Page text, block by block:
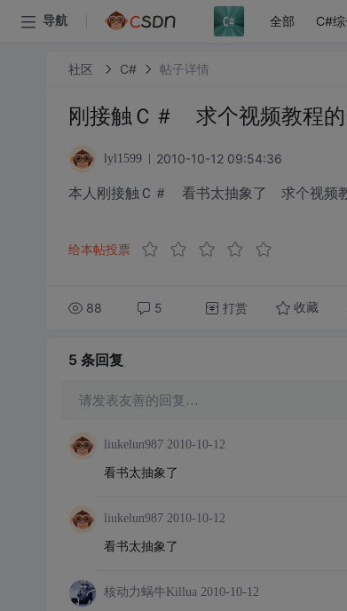
导航 全部 C#
社区 C# 帖子详情
刚接触Ｃ＃ 求个视频教程
lyl1599 2010-10-12 09:54:36
本人刚接触Ｃ＃ 看书太抽象了 求个视频
给本帖投票
88 5 打赏 收藏
5 条回复
请发表友善的回复…
liukelun987 2010-10-12
看书太抽象了
liukelun987 2010-10-12
看书太抽象了
核动力蜗牛Killua 2010-10-12